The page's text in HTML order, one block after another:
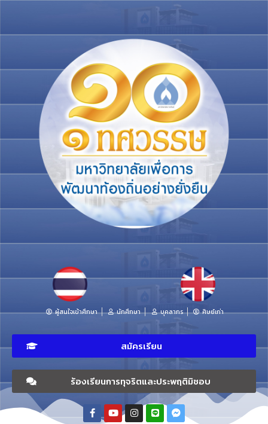
ผู้สนใจเข้าศึกษา นักศึกษา บุคลากร ศิษย์เก่า
สมัครเรียน
ร้องเรียนการทุจริตและประพฤติมิชอบ